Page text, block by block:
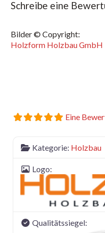
Schreibe eine
Bilder © Copyright:
Holzform Holzbau GmbH
Eine
Kategorie: Holzbau
Logo:
Qualitätssiegel: